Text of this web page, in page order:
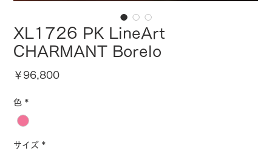
XL1726 PK LineArt
CHARMANT Borelo
￥96,800価
色 *
サイズ *